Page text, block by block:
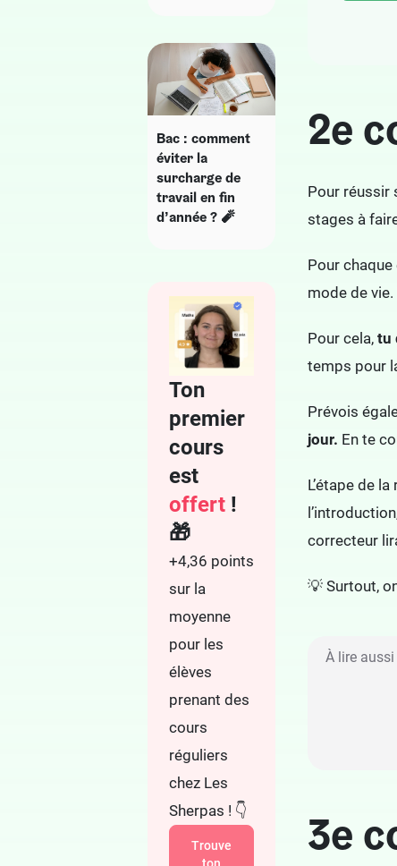
2e
Pour réussir
stages à
Pour chaque
mode de
Pour cela, tu
temps pour
Prévois
jour. En te
L’étape de
correcteur
💡 Surtout,
À lire aussi
3e
Bac : comment
éviter la
surcharge de
travail en fin
d’année ? 🧨
Ton
premier
cours
est
offert !
🎁
+4,36 points
sur la
moyenne
pour les
élèves
prenant des
cours
réguliers
chez Les
Sherpas ! 👇
Trouve
ton